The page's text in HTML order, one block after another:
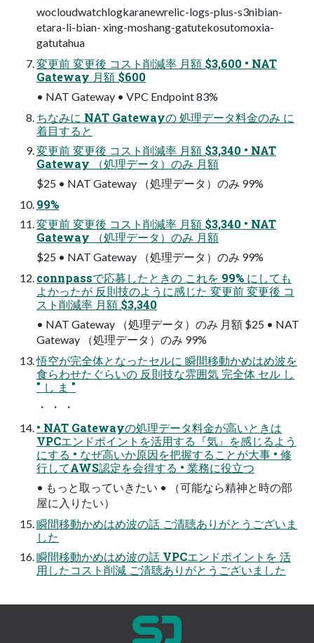
wocloudwatchlogkaranewrelic-logs-plus-s3nibian-
etara-li-bian- xing-moshang-gatutekosutomoxia-
gatutahua
変更前 変更後 コスト削減率 ⽉額 $3,600 • NAT
Gateway ⽉額 $600
• NAT Gateway • VPC Endpoint 83%
ちなみに NAT Gatewayの 処理データ料⾦のみ に
着⽬すると
変更前 変更後 コスト削減率 ⽉額 $3,340 • NAT
Gateway （処理データ）のみ ⽉額
$25 • NAT Gateway （処理データ）のみ 99%
99%
変更前 変更後 コスト削減率 ⽉額 $3,340 • NAT
Gateway （処理データ）のみ ⽉額
$25 • NAT Gateway （処理データ）のみ 99%
connpassで応募したときの これを 99% にしても
よかったが 反則技のように感じた 変更前 変更後 コ
スト削減率 ⽉額 $3,340
• NAT Gateway （処理データ）のみ ⽉額 $25 • NAT
Gateway （処理データ）のみ 99%
悟空が完全体となったセルに 瞬間移動かめはめ波を
⾷らわせたぐらいの 反則技な雰囲気 完全体 セル し
" し ま "
・ ・ ・
• NAT Gatewayの処理データ料⾦が⾼いときは
VPCエンドポイントを活⽤する『気』を感じるよう
にする • なぜ⾼いか原因を把握することが⼤事 • 修
⾏してAWS認定を会得する • 業務に役⽴つ
• もっと取っていきたい • （可能なら精神と時の部
屋に⼊りたい）
瞬間移動かめはめ波の話 ご清聴ありがとうございま
した
瞬間移動かめはめ波の話 VPCエンドポイントを 活
⽤したコスト削減 ご清聴ありがとうございました